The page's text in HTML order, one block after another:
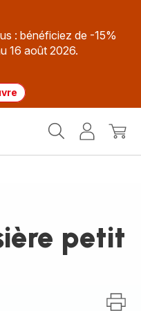
: bénéficiez de -15%
16 août 2026.
MonMon
petit